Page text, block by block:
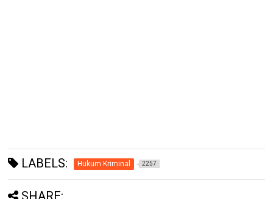
LABELS: Hukum Kriminal 2257
SHARE: